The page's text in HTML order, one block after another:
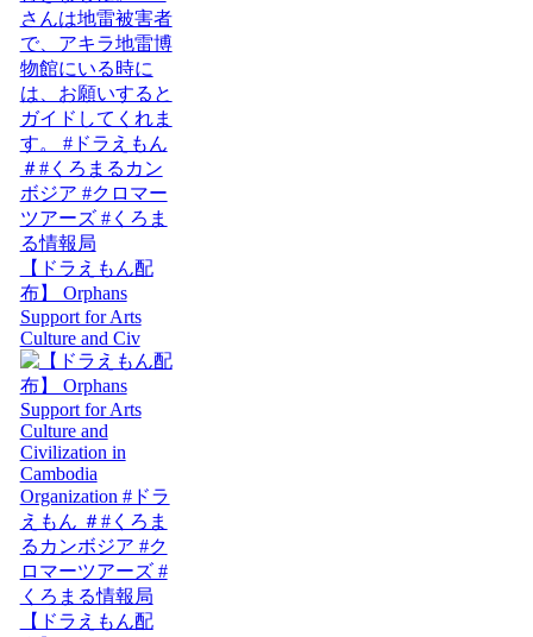
【ドラえもん配
布】 Orphans
Support for Arts
Culture and Civ
【ドラえもん配